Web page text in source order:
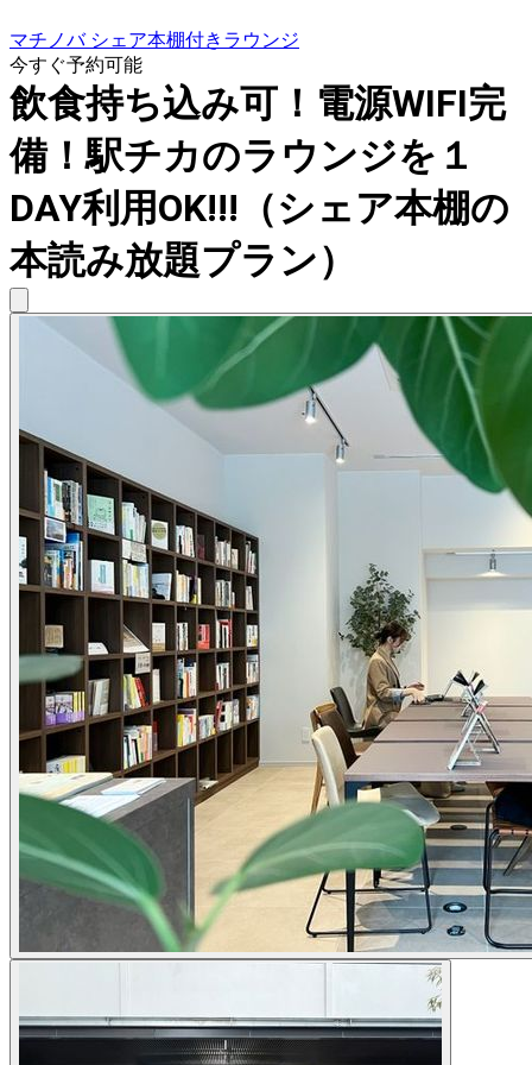
マチノバ シェア本棚付きラウンジ
今すぐ予約可能
飲食持ち込み可！電源WIFI完
備！駅チカのラウンジを１
DAY利用OK!!!（シェア本棚の
本読み放題プラン）